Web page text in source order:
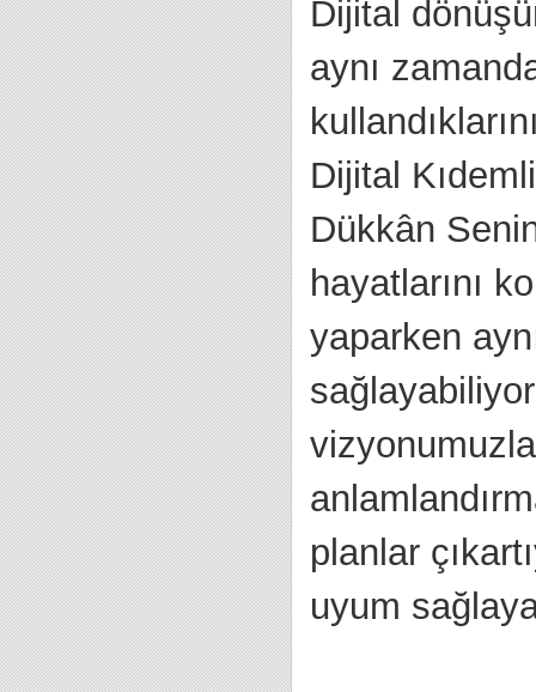
Dijital
aynı
Dijital
Dükkân
hayatlarını
yaparken
planlar
uyum